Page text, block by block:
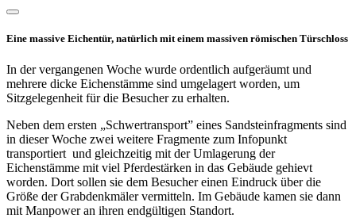
Eine massive Eichentür, natürlich mit einem massiven römischen Türschloss
In der vergangenen Woche wurde ordentlich aufgeräumt und
mehrere dicke Eichenstämme sind umgelagert worden, um
Sitzgelegenheit für die Besucher zu erhalten.
Neben dem ersten „Schwertransport” eines Sandsteinfragments sind
in dieser Woche zwei weitere Fragmente zum Infopunkt
transportiert und gleichzeitig mit der Umlagerung der
Eichenstämme mit viel Pferdestärken in das Gebäude gehievt
worden. Dort sollen sie dem Besucher einen Eindruck über die
Größe der Grabdenkmäler vermitteln. Im Gebäude kamen sie dann
mit Manpower an ihren endgültigen Standort.